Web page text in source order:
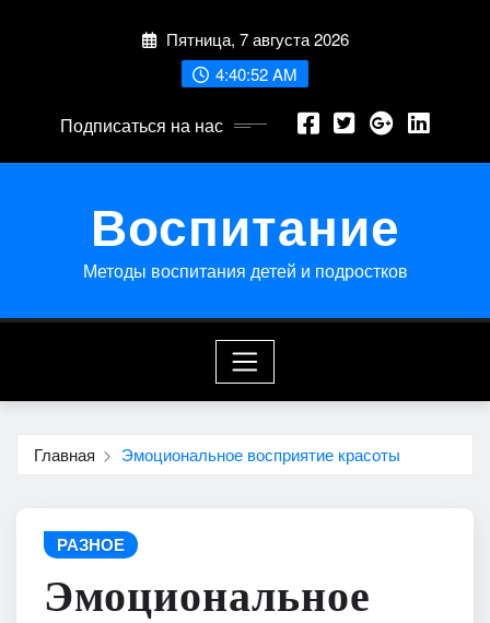
Пятница, 7 августа 2026
4:40:52 AM
Подписаться на нас
Воспитание
Методы воспитания детей и подростков
Главная Эмоциональное восприятие красоты
РАЗНОЕ
Эмоциональное